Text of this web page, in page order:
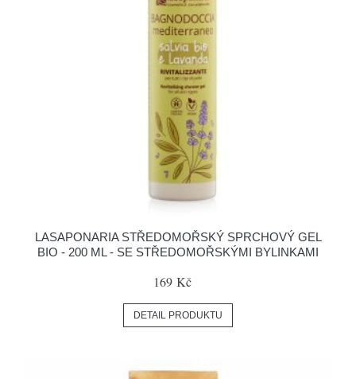
LASAPONARIA STŘEDOMOŘSKÝ SPRCHOVÝ GEL
BIO - 200 ML - SE STŘEDOMOŘSKÝMI BYLINKAMI
169 Kč
DETAIL PRODUKTU